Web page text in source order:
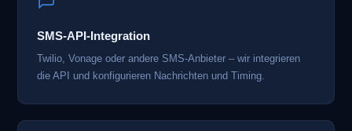
SMS-API-Integration
Twilio, Vonage oder andere SMS-Anbieter – wir integrieren
die API und konfigurieren Nachrichten und Timing.